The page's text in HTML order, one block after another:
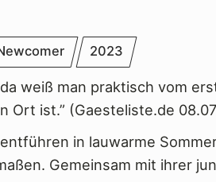
2023
weiß man praktisch vom
Ort ist.” (Gaesteliste.de
in lauwarme
Gemeinsam mit ihrer